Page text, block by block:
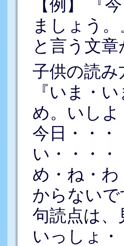
【例】 『
ましょう。
と言う文
子供の読み
『いま・
め。いし
今日・・
い・・・
め・ね・
からないで
句読点は
いっしょ